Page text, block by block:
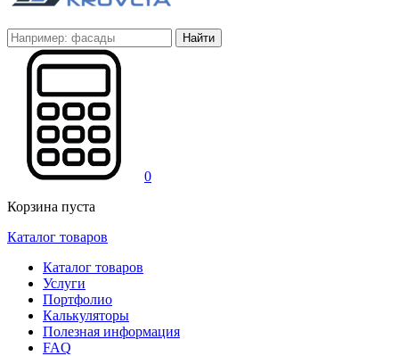
Найти
0
Корзина пуста
Каталог товаров
Каталог товаров
Услуги
Портфолио
Калькуляторы
Полезная информация
FAQ